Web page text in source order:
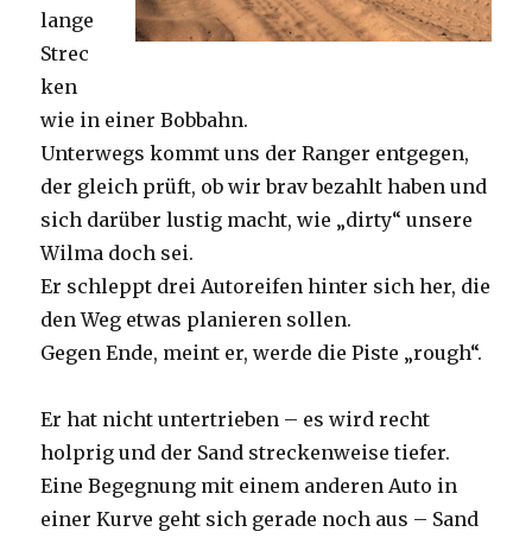
lange
Strec
ken
wie in einer Bobbahn.
Unterwegs kommt uns der Ranger entgegen,
der gleich prüft, ob wir brav bezahlt haben und
sich darüber lustig macht, wie „dirty“ unsere
Wilma doch sei.
Er schleppt drei Autoreifen hinter sich her, die
den Weg etwas planieren sollen.
Gegen Ende, meint er, werde die Piste „rough“.
Er hat nicht untertrieben – es wird recht
holprig und der Sand streckenweise tiefer.
Eine Begegnung mit einem anderen Auto in
einer Kurve geht sich gerade noch aus – Sand